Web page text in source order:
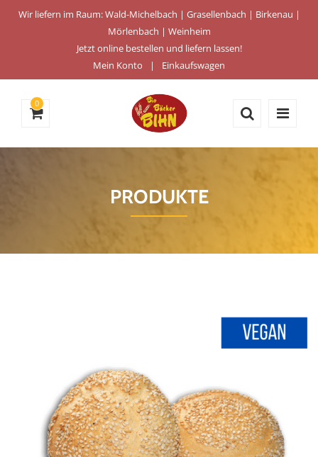
Wir liefern im Raum: Wald-Michelbach | Grasellenbach | Birkenau |
Mörlenbach | Weinheim
Jetzt online bestellen und liefern lassen!
Mein Konto
Einkaufswagen
0
PRODUKTE